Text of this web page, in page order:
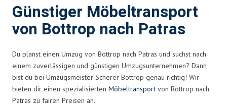
Günstiger Möbeltransport
von Bottrop nach Patras
Du planst einen Umzug von Bottrop nach Patras und suchst nach
einem zuverlässigen und günstigen Umzugsunternehmen? Dann
bist du bei Umzugsmeister Scherer Bottrop genau richtig! Wir
bieten dir einen spezialisierten Möbeltransport von Bottrop nach
Patras zu fairen Preisen an.